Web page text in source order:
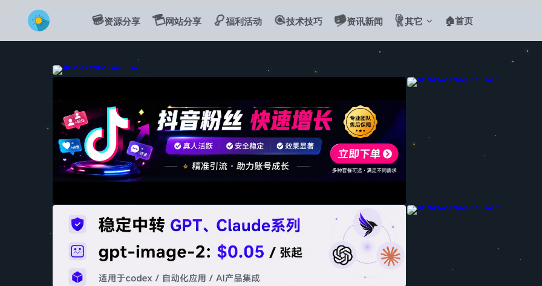
🍔资源分享 💻网站分享 🍗福利活动 🎯技术技巧 📻资讯新闻 ✌️其它 🏠首页